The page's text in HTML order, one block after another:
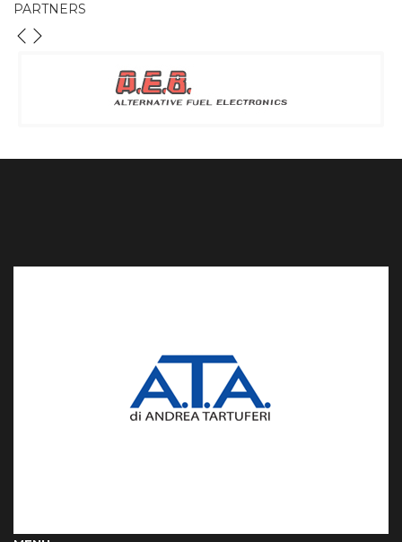
PARTNERS